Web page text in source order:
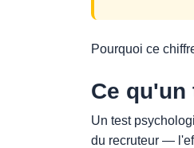
Pourquoi ce
Ce
Un test
du recruteur —